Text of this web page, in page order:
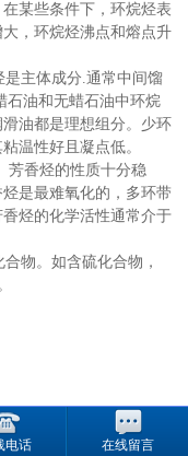
某些条件下，环烷烃表
，环烷烃沸点和熔点升
主体成分.通常中间馏
石油和无蜡石油中环烷
油都是理想组分。少环
温性好且凝点低。
芳香烃的性质十分稳
是最难氧化的，多环带
烃的化学活性通常介于
物。如含硫化合物，
电话 在线留言